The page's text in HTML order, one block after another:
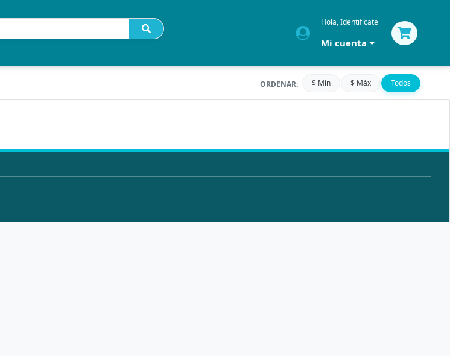
Hola, Identifícate
Mi cuenta
ORDENAR: $ Mín $ Máx Todos